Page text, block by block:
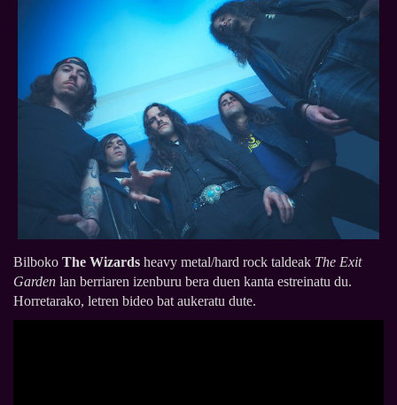
Bilboko The Wizards heavy metal/hard rock taldeak The Exit
Garden lan berriaren izenburu bera duen kanta estreinatu du.
Horretarako, letren bideo bat aukeratu dute.